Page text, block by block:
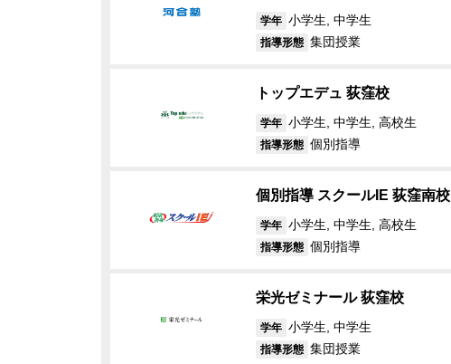
学年 小学生, 中学生
指導形態 集団授業
トップエデュ 荻窪校
学年 小学生, 中学生, 高校生
指導形態 個別指導
個別指導 スクールIE 荻窪南校
学年 小学生, 中学生, 高校生
指導形態 個別指導
栄光ゼミナール 荻窪校
学年 小学生, 中学生
指導形態 集団授業